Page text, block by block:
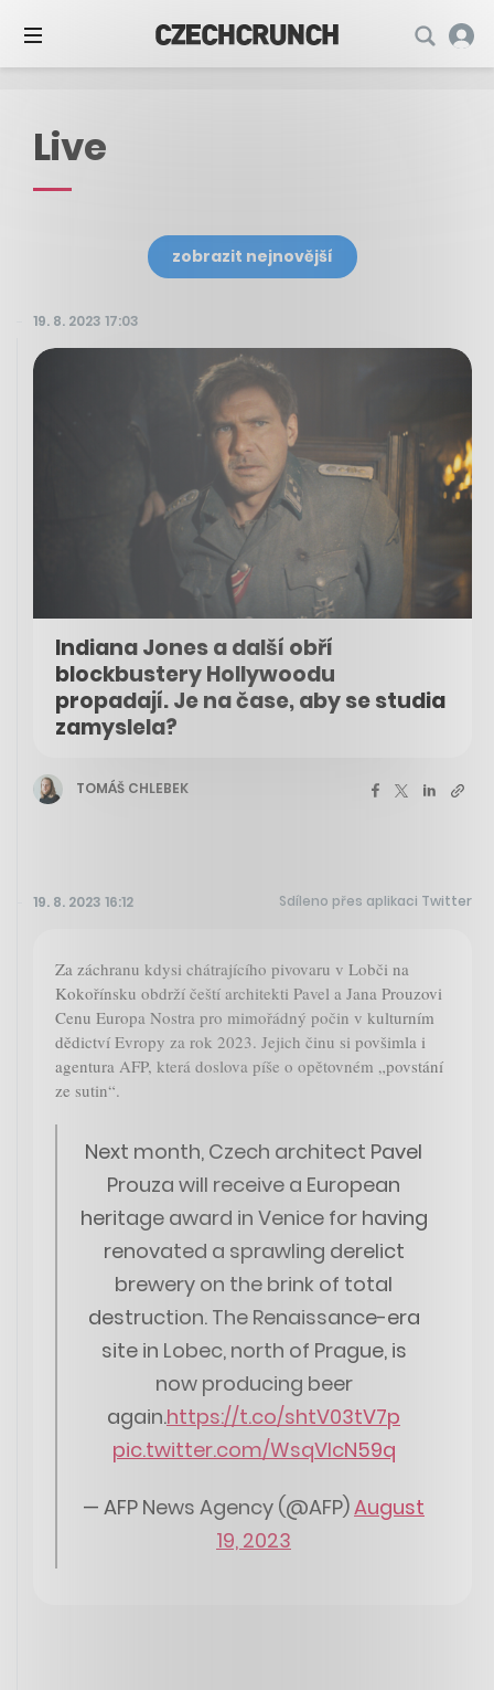
Live
zobrazit nejnovější
19. 8. 2023 17:03
Indiana Jones a další obří
blockbustery Hollywoodu
propadají. Je na čase, aby se studia
zamyslela?
TOMÁŠ CHLEBEK
19. 8. 2023 16:12 Sdíleno přes aplikaci Twitter
Za záchranu kdysi chátrajícího pivovaru v Lobči na
Kokořínsku obdrží čeští architekti Pavel a Jana Prouzovi
Cenu Europa Nostra pro mimořádný počin v kulturním
dědictví Evropy za rok 2023. Jejich činu si povšimla i
agentura AFP, která doslova píše o opětovném „povstání
ze sutin“.
Next month, Czech architect Pavel
Prouza will receive a European
heritage award in Venice for having
renovated a sprawling derelict
brewery on the brink of total
destruction. The Renaissance-era
site in Lobec, north of Prague, is
now producing beer
again.https://t.co/shtV03tV7p
pic.twitter.com/WsqVlcN59q
— AFP News Agency (@AFP)August
19, 2023